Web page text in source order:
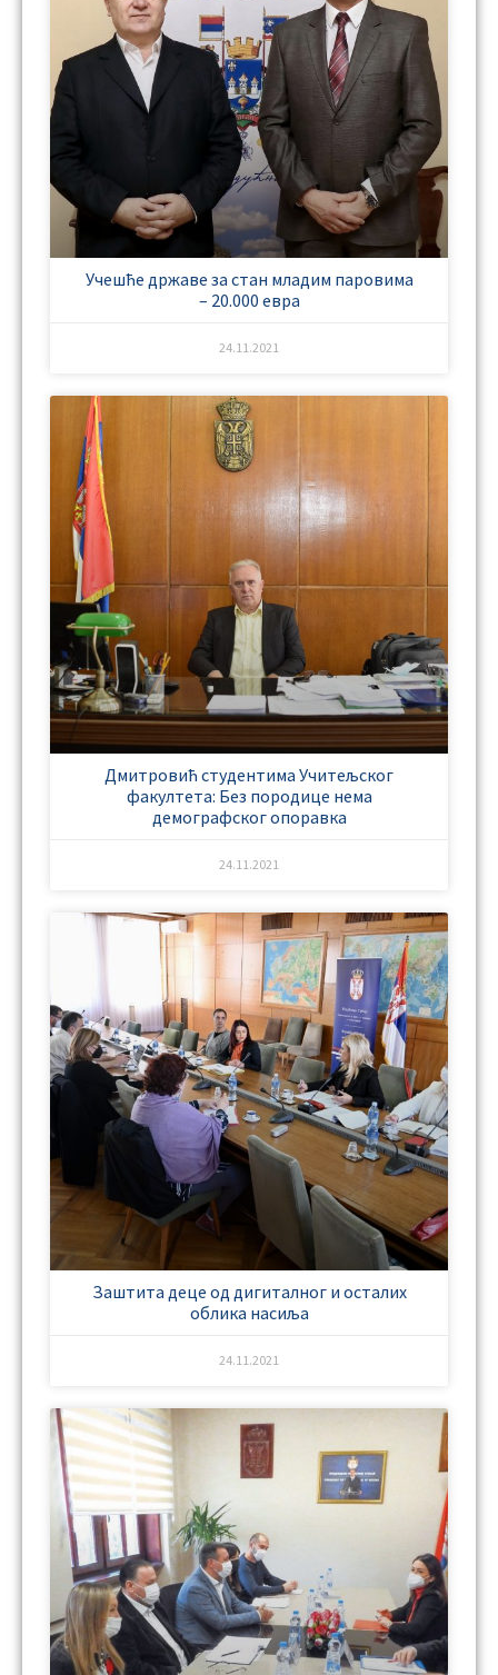
Учешће државе за стан младим паровима
– 20.000 евра
24.11.2021
Дмитровић студентима Учитељског
факултета: Без породице нема
демографског опоравка
24.11.2021
Заштита деце од дигиталног и осталих
облика насиља
24.11.2021